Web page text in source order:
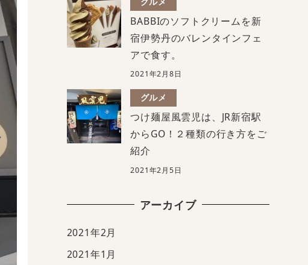
BABBIのソフトクリームを新
宿伊勢丹のバレンタインフェ
アで食す。
2021年2月8日
グルメ
つけ麺屋風雲児は、JR新宿駅
からGO！２種類の行き方をご
紹介
2021年2月5日
アーカイブ
2021年2月
2021年1月